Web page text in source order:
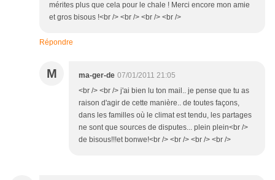
mérites plus que cela pour le chale ! Merci encore mon amie
et gros bisous !<br /> <br /> <br /> <br />
Répondre
M ma-ger-de 07/01/2011 21:05
<br /> <br /> j'ai bien lu ton mail.. je pense que tu as
raison d'agir de cette manière.. de toutes façons,
dans les familles où le climat est tendu, les partages
ne sont que sources de disputes... plein plein<br />
de bisous!!!et bonwe!<br /> <br /> <br /> <br />